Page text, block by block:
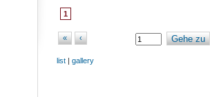
1
« ‹ Gehe zu
list | gallery